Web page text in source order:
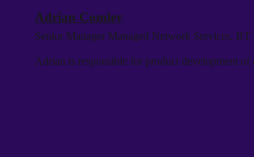
Adrian Comley
Senior Manager Managed Network Services, BT
Adrian is responsible for product development of